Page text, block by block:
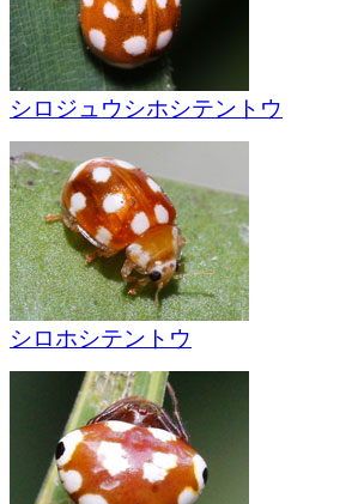
シロジュウシホシテントウ
シロホシテントウ